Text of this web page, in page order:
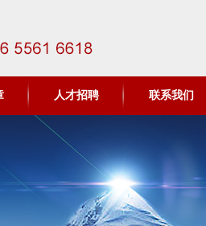
人才招聘 联系我们